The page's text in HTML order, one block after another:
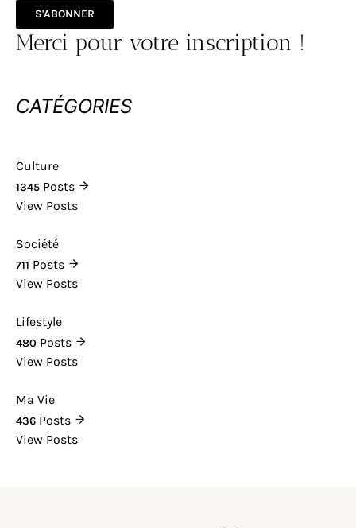
S'ABONNER
Merci pour votre inscription !
CATÉGORIES
Culture
1345 Posts
View Posts
Société
711 Posts
View Posts
Lifestyle
480 Posts
View Posts
Ma Vie
436 Posts
View Posts